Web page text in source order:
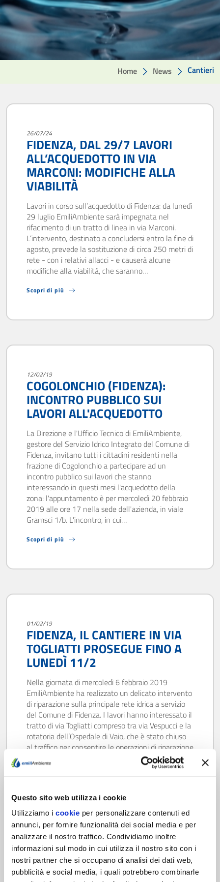
Questo sito web utilizza i cookie
Utilizziamo i cookie per personalizzare contenuti ed
annunci, per fornire funzionalità dei social media e per
analizzare il nostro traffico. Condividiamo inoltre
informazioni sul modo in cui utilizza il nostro sito con i
nostri partner che si occupano di analisi dei dati web,
pubblicità e social media, i quali potrebbero combinarle
Home News Cantieri
26/07/24
FIDENZA, DAL 29/7 LAVORI
ALL’ACQUEDOTTO IN VIA
MARCONI: MODIFICHE ALLA
VIABILITÀ
Lavori in corso sull’acquedotto di Fidenza: da lunedì
29 luglio EmiliAmbiente sarà impegnata nel
rifacimento di un tratto di linea in via Marconi.
L’intervento, destinato a concludersi entro la fine di
agosto, prevede la sostituzione di circa 250 metri di
rete - con i relativi allacci - e causerà alcune
modifiche alla viabilità, che saranno…
Scopri di più
12/02/19
COGOLONCHIO (FIDENZA):
INCONTRO PUBBLICO SUI
LAVORI ALL'ACQUEDOTTO
La Direzione e l'Ufficio Tecnico di EmiliAmbiente,
gestore del Servizio Idrico Integrato del Comune di
Fidenza, invitano tutti i cittadini residenti nella
frazione di Cogolonchio a partecipare ad un
incontro pubblico sui lavori che stanno
interessando in questi mesi l'acquedotto della
zona: l'appuntamento è per mercoledì 20 febbraio
2019 alle ore 17 nella sede dell'azienda, in viale
Gramsci 1/b. L'incontro, in cui…
Scopri di più
01/02/19
FIDENZA, IL CANTIERE IN VIA
TOGLIATTI PROSEGUE FINO A
LUNEDÌ 11/2
Nella giornata di mercoledì 6 febbraio 2019
EmiliAmbiente ha realizzato un delicato intervento
di riparazione sulla principale rete idrica a servizio
del Comune di Fidenza. I lavori hanno interessato il
tratto di via Togliatti compreso tra via Vespucci e la
rotatoria dell’Ospedale di Vaio, che è stato chiuso
al traffico per consentire le operazioni di riparazione
della…
15/11/18
COLLETTAMENTO RAGAZZOLA-